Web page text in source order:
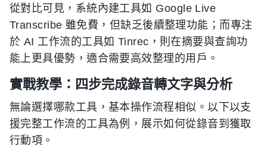
從對比可見，系統內建工具如 Google Live
Transcribe 雖免費，但缺乏後續整理功能；而專注
於 AI 工作流的工具如 Tinrec，則在摘要與查詢功
能上更具優勢，適合需要高效整理的用戶。
實戰教學：四步完成錄音轉文字與分析
無論選擇哪款工具，基本操作流程相似。以下以支
援完整工作流的工具為例，展示如何從錄音到獲取
行動項。